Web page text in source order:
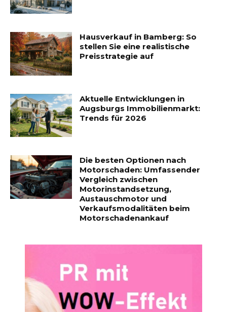
Hausverkauf in Bamberg: So
stellen Sie eine realistische
Preisstrategie auf
Aktuelle Entwicklungen in
Augsburgs Immobilienmarkt:
Trends für 2026
Die besten Optionen nach
Motorschaden: Umfassender
Vergleich zwischen
Motorinstandsetzung,
Austauschmotor und
Verkaufsmodalitäten beim
Motorschadenankauf